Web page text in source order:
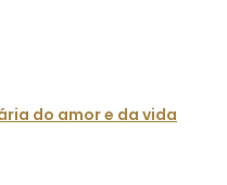
do amor e da vida